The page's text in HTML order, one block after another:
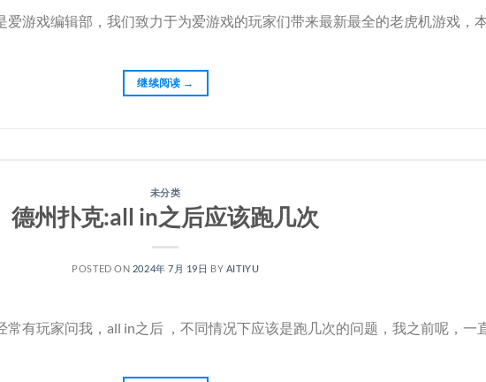
爱游戏编辑部，我们致力于为爱游戏的玩家们带来最新最全的老虎机游戏，
继续阅读 →
未分类
德州扑克:all in之后应该跑几次
POSTED ON 2024年 7月 19日 BY AITIYU
常有玩家问我，all in之后 ，不同情况下应该是跑几次的问题，我之前呢，一